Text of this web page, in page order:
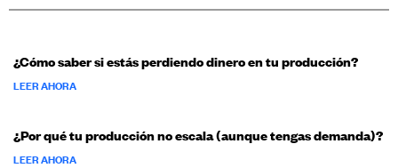
¿Cómo saber si estás perdiendo dinero en tu producción?
LEER AHORA
¿Por qué tu producción no escala (aunque tengas demanda)?
LEER AHORA